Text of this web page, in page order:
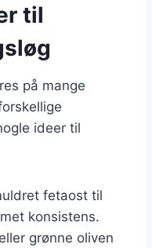
til
på mange
ideer til
fetaost til
konsistens.
grønne oliven